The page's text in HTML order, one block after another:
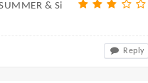
& Si
Reply